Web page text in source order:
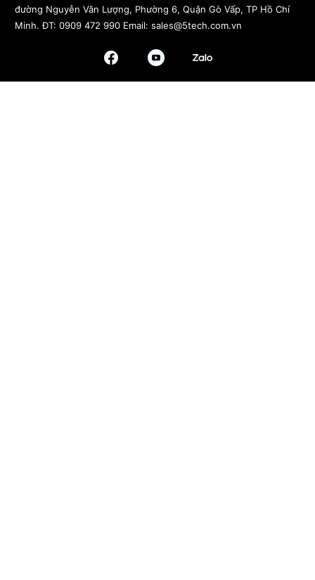
đường Nguyễn Văn Lượng, Phường 6, Quận Gò Vấp, TP Hồ Chí
Minh.ĐT: 0909 472 990 Email: sales@5tech.com.vn